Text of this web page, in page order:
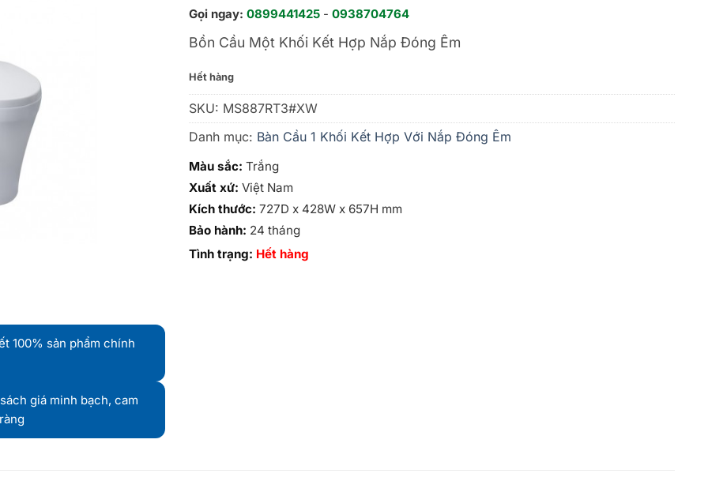
100% sản phẩm chính
giá minh bạch, cam
Gọi ngay: 0899441425 - 0938704764
Bồn Cầu Một Khối Kết Hợp Nắp Đóng Êm
Hết hàng
SKU: MS887RT3#XW
Danh mục: Bàn Cầu 1 Khối Kết Hợp Với Nắp Đóng Êm
Màu sắc: Trắng
Xuất xứ: Việt Nam
Kích thước: 727D x 428W x 657H mm
Bảo hành: 24 tháng
Tình trạng: Hết hàng